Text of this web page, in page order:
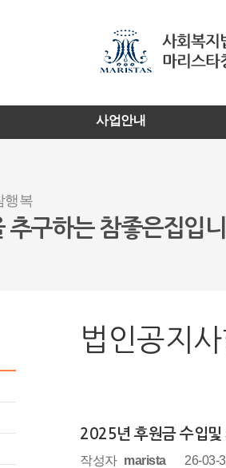
사업안내
행복
추구하는 참좋은집입
법인공지
2025년 후원금 수입및
작성자 marista 26-03-